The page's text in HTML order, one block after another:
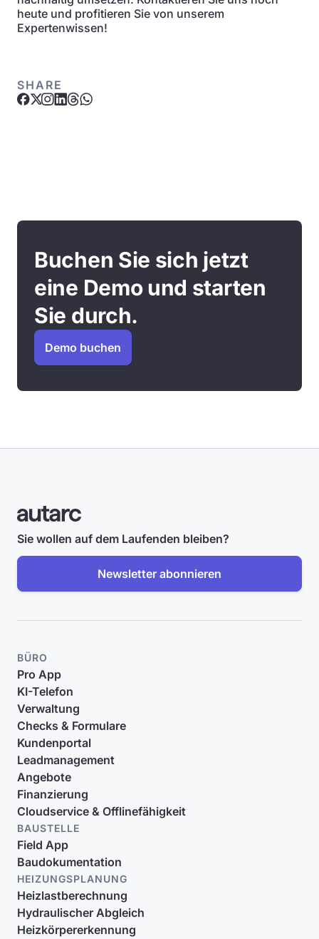
heute und profitieren Sie von unserem
Expertenwissen!
SHARE
Buchen Sie sich jetzt
eine Demo und starten
Sie durch.
Demo buchen
Sie wollen auf dem Laufenden bleiben?
Newsletter abonnieren
BÜRO
Pro App
KI-Telefon
Verwaltung
Checks & Formulare
Kundenportal
Leadmanagement
Angebote
Finanzierung
Cloudservice & Offlinefähigkeit
BAUSTELLE
Field App
Baudokumentation
HEIZUNGSPLANUNG
Heizlastberechnung
Hydraulischer Abgleich
Heizkörpererkennung